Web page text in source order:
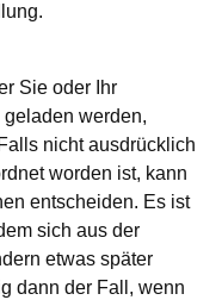
Sie oder Ihr
werden,
nicht ausdrücklich
worden ist, kann
entscheiden. Es ist
sich aus der
etwas später
dann der Fall, wenn